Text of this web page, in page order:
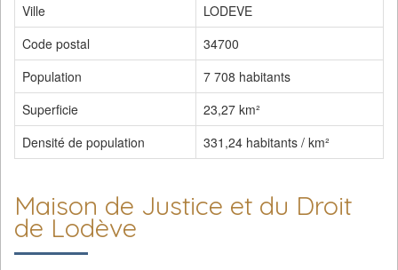
Ville
LODEVE
Code postal
34700
Population
7 708 habitants
Superficie
23,27 km²
Densité de population
331,24 habitants / km²
Maison de Justice et du Droit
de Lodève